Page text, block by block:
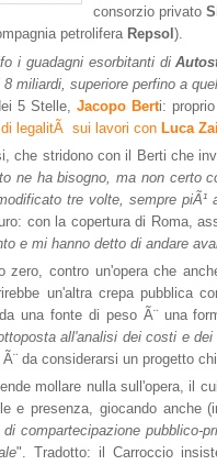
consorzio privato
petrolifera Repsol ).
i guadagni esorbitanti di
miliardi, superiore perfino a
5 Stelle, Jacopo Berti:
legalitÃ sui lavori con Luca
che stridono con il Berti che
ne ha bisogno, ma non certo
tre volte, sempre piÃ¹
con la copertura di Roma,
e mi hanno detto di andare
zero, contro un'opera che
un'altra crepa pubblica
una fonte di peso Ã¨ una
all'analisi dei costi e dei
da considerarsi un progetto
mollare nulla sull'opera, il
e presenza, giocando anche
compartecipazione pubblico-
". Tradotto: il Carroccio